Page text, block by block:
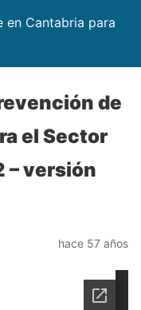
en Cantabria para
de
el Sector
– versión
hace 57 años